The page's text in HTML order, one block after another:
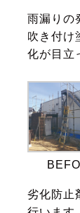
雨漏りの
吹き付け
化が目立
劣化防止